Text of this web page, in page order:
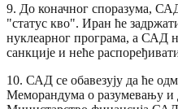
9. До коначног споразума,
"статус кво". Иран ће
нуклеарног програма, а САД
санкције и неће
10. САД се обавезују да ће
Меморандума о разумевању и